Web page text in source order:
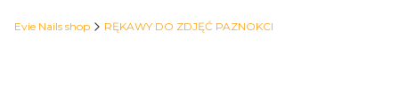
Evie Nails shop RĘKAWY DO ZDJĘĆ PAZNOKCI